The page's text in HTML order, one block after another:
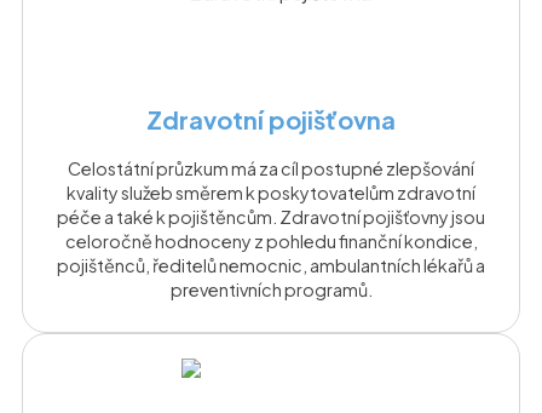
Zdravotní pojišťovna
Celostátní průzkum má za cíl postupné zlepšování
kvality služeb směrem k poskytovatelům zdravotní
péče a také k pojištěncům. Zdravotní pojišťovny jsou
celoročně hodnoceny z pohledu finanční kondice,
pojištěnců, ředitelů nemocnic, ambulantních lékařů a
preventivních programů.